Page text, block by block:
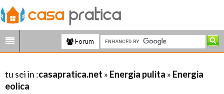
Forum
tu sei in :casapratica.net » Energia pulita » Energia
eolica